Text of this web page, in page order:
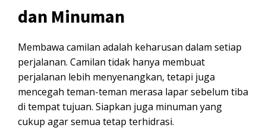
dan Minuman
Membawa camilan adalah keharusan dalam setiap
perjalanan. Camilan tidak hanya membuat
perjalanan lebih menyenangkan, tetapi juga
mencegah teman-teman merasa lapar sebelum tiba
di tempat tujuan. Siapkan juga minuman yang
cukup agar semua tetap terhidrasi.